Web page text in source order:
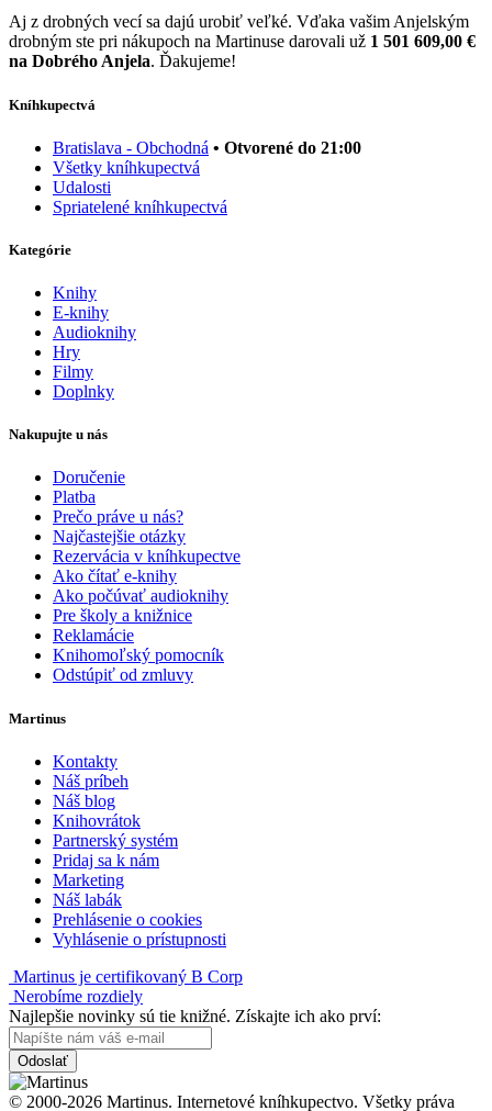
Aj z drobných vecí sa dajú urobiť veľké. Vďaka vašim Anjelským
drobným ste pri nákupoch na Martinuse darovali už 1 501 609,00 €
na Dobrého Anjela. Ďakujeme!
Kníhkupectvá
Bratislava - Obchodná • Otvorené do 21:00
Všetky kníhkupectvá
Udalosti
Spriatelené kníhkupectvá
Kategórie
Knihy
E-knihy
Audioknihy
Hry
Filmy
Doplnky
Nakupujte u nás
Doručenie
Platba
Prečo práve u nás?
Najčastejšie otázky
Rezervácia v kníhkupectve
Ako čítať e-knihy
Ako počúvať audioknihy
Pre školy a knižnice
Reklamácie
Knihomoľský pomocník
Odstúpiť od zmluvy
Martinus
Kontakty
Náš príbeh
Náš blog
Knihovrátok
Partnerský systém
Pridaj sa k nám
Marketing
Náš labák
Prehlásenie o cookies
Vyhlásenie o prístupnosti
Martinus je certifikovaný B Corp
Nerobíme rozdiely
Najlepšie novinky sú tie knižné. Získajte ich ako prví:
Odoslať
© 2000-2026 Martinus. Internetové kníhkupectvo. Všetky práva